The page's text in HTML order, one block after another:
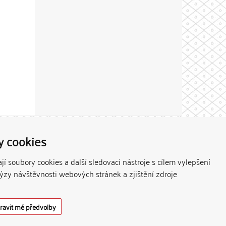
cookies
soubory cookies a další sledovací nástroje s cílem vylepšení
návštěvnosti webových stránek a zjištění zdroje
mé předvolby